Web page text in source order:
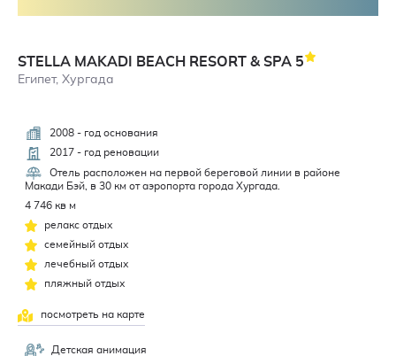
STELLA MAKADI BEACH RESORT & SPA 5
Египет, Хургада
2008 - год основания
2017 - год реновации
Отель расположен на первой береговой линии в районе
Макади Бэй, в 30 км от аэропорта города Хургада.
4 746 кв м
релакс отдых
семейный отдых
лечебный отдых
пляжный отдых
посмотреть на карте
Детская анимация